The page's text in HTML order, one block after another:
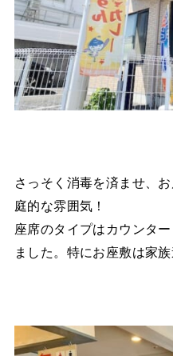
さっそく消毒を済ませ、
庭的な雰囲気！
座席のタイプはカウンタ
ました。特にお座敷は家